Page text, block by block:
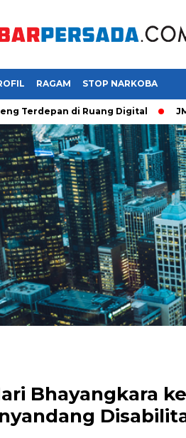
RAGAM STOP NARKOBA
di Ruang Digital JMP Puji
Bhayangkara